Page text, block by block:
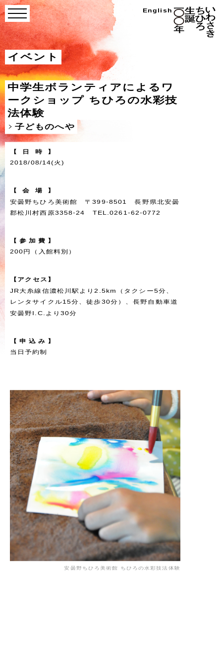
Skip
to
content
い
わ
さ
き
ち
English
menu
イベント
中学生ボランティアによるワ
ークショップ ちひろの水彩技
法体験
子どものへや
【 日 時
】
2018/08/14(火)
【 会 場
】
安曇野ちひろ美術館 〒399-8501 長野県北安曇
郡松川村西原3358-24 TEL.0261-62-0772
【 参 加 費 】
200円（入館料別）
【 アク セ ス 】
JR大糸線信濃松川駅より2.5km（タクシー5分、
レンタサイクル15分、徒歩30分）、長野自動車道
安曇野I.C.より30分
【 申 込 み 】
当日予約制
安曇野ちひろ美術館 ちひろの水彩技法体験